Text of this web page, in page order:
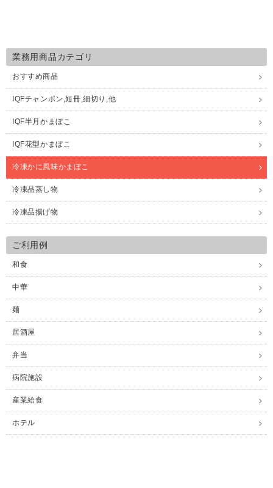
業務用商品カテゴリ
おすすめ商品
IQFチャンポン,短冊,細切り,他
IQF半月かまぼこ
IQF花型かまぼこ
冷凍かに風味かまぼこ
冷凍品蒸し物
冷凍品揚げ物
ご利用例
和食
中華
麺
居酒屋
弁当
病院施設
産業給食
ホテル